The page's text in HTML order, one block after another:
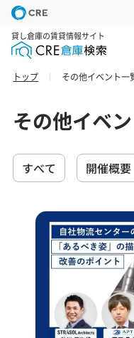
貸し倉庫の賃貸情報サイト
トップ その他イベント一
その他イベ
すべて 開催概要